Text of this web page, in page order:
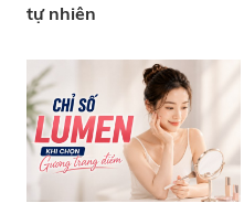
tự nhiên